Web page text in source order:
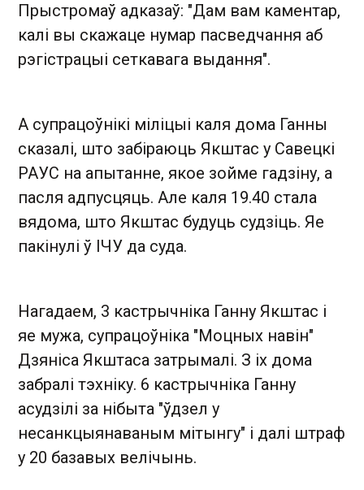
Прыстромаў адказаў: "Дам вам каментар,
калі вы скажаце нумар пасведчання аб
рэгістрацыі сеткавага выдання".
А супрацоўнікі міліцыі каля дома Ганны
сказалі, што забіраюць Якштас у Савецкі
РАУС на апытанне, якое зойме гадзіну, а
пасля адпусцяць. Але каля 19.40 стала
вядома, што Якштас будуць судзіць. Яе
пакінулі ў ІЧУ да суда.
Нагадаем, 3 кастрычніка Ганну Якштас і
яе мужа, супрацоўніка "Моцных навін"
Дзяніса Якштаса затрымалі. З іх дома
забралі тэхніку. 6 кастрычніка Ганну
асудзілі за нібыта "ўдзел у
несанкцыянаваным мітынгу" і далі штраф
у 20 базавых велічынь.